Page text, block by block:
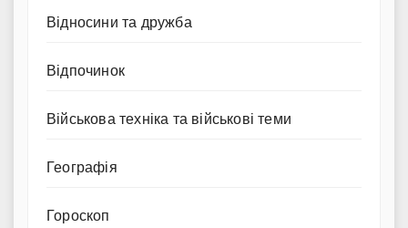
Відносини та дружба
Відпочинок
Військова техніка та військові теми
Географія
Гороскоп